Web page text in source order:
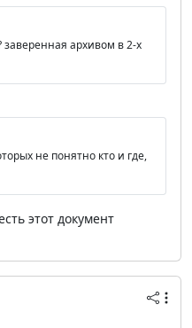
заверенная архивом в 2-х
не понятно кто и где,
этот документ